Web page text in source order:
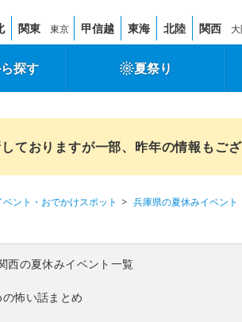
関東 東京 甲信越 東海 北陸 関西
探す 夏祭り
ておりますが一部、昨年の情報もご
ント・おでかけスポット 兵庫県の夏休みイベント
西の夏休みイベント一覧
の怖い話まとめ